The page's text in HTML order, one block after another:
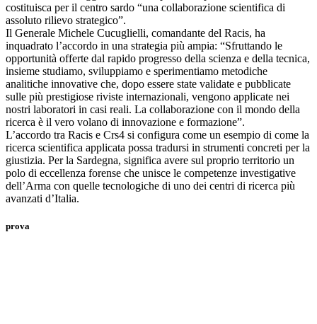
costituisca per il centro sardo “una collaborazione scientifica di
assoluto rilievo strategico”.
Il Generale Michele Cucuglielli, comandante del Racis, ha
inquadrato l’accordo in una strategia più ampia: “Sfruttando le
opportunità offerte dal rapido progresso della scienza e della tecnica,
insieme studiamo, sviluppiamo e sperimentiamo metodiche
analitiche innovative che, dopo essere state validate e pubblicate
sulle più prestigiose riviste internazionali, vengono applicate nei
nostri laboratori in casi reali. La collaborazione con il mondo della
ricerca è il vero volano di innovazione e formazione”.
L’accordo tra Racis e Crs4 si configura come un esempio di come la
ricerca scientifica applicata possa tradursi in strumenti concreti per la
giustizia. Per la Sardegna, significa avere sul proprio territorio un
polo di eccellenza forense che unisce le competenze investigative
dell’Arma con quelle tecnologiche di uno dei centri di ricerca più
avanzati d’Italia.
prova